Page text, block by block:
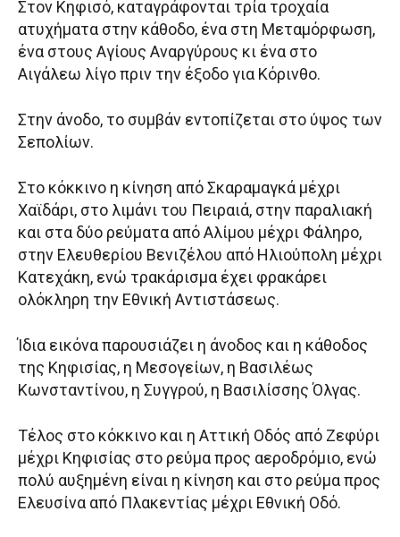
Στον Κηφισό, καταγράφονται τρία τροχαία
ατυχήματα στην κάθοδο, ένα στη Μεταμόρφωση,
ένα στους Αγίους Αναργύρους κι ένα στο
Αιγάλεω λίγο πριν την έξοδο για Κόρινθο.
Στην άνοδο, το συμβάν εντοπίζεται στο ύψος των
Σεπολίων.
Στο κόκκινο η κίνηση από Σκαραμαγκά μέχρι
Χαϊδάρι, στο λιμάνι του Πειραιά, στην παραλιακή
και στα δύο ρεύματα από Αλίμου μέχρι Φάληρο,
στην Ελευθερίου Βενιζέλου από Ηλιούπολη μέχρι
Κατεχάκη, ενώ τρακάρισμα έχει φρακάρει
ολόκληρη την Εθνική Αντιστάσεως.
Ίδια εικόνα παρουσιάζει η άνοδος και η κάθοδος
της Κηφισίας, η Μεσογείων, η Βασιλέως
Κωνσταντίνου, η Συγγρού, η Βασιλίσσης Όλγας.
Τέλος στο κόκκινο και η Αττική Οδός από Ζεφύρι
μέχρι Κηφισίας στο ρεύμα προς αεροδρόμιο, ενώ
πολύ αυξημένη είναι η κίνηση και στο ρεύμα προς
Ελευσίνα από Πλακεντίας μέχρι Εθνική Οδό.